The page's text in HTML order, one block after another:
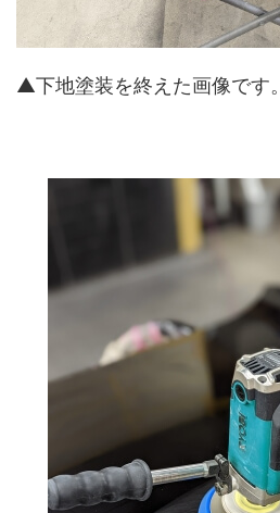
▲下地塗装を終えた画像です。